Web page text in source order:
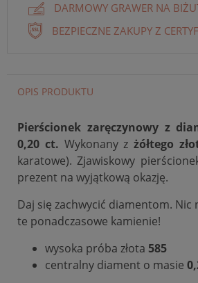
DARMOWY GRAWER NA
BEZPIECZNE ZAKUPY Z
OPIS PRODUKTU
Pierścionek zaręczynowy z
0,20 ct. Wykonany z żółtego
karatowe). Zjawiskowy
prezent na wyjątkową okazję.
Daj się zachwycić diamentom. Nic
te ponadczasowe kamienie!
wysoka próba złota 585
centralny diament o masie